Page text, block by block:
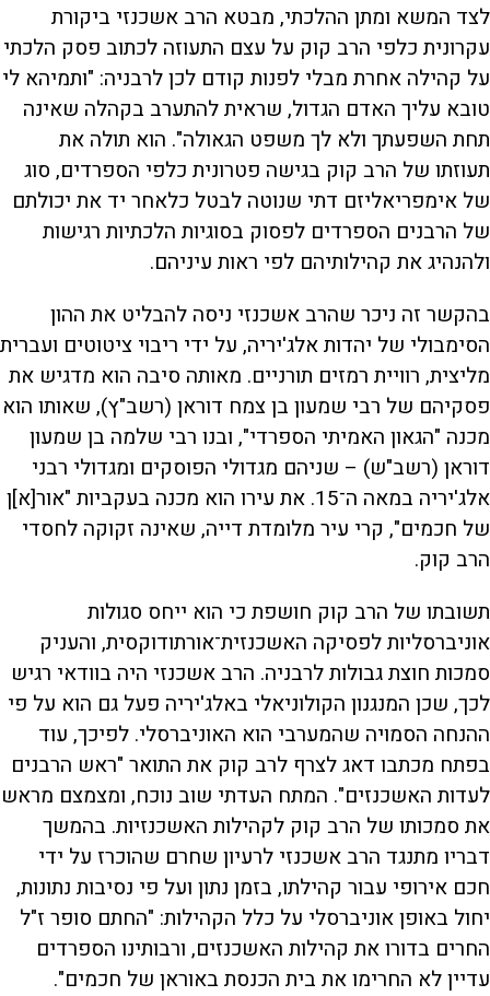
לצד המשא ומתן ההלכתי, מבטא הרב אשכנזי ביקורת
עקרונית כלפי הרב קוק על עצם התעוזה לכתוב פסק הלכתי
על קהילה אחרת מבלי לפנות קודם לכן לרבניה: "ותמיהא לי
טובא עליך האדם הגדול, שראית להתערב בקהלה שאינה
תחת השפעתך ולא לך משפט הגאולה". הוא תולה את
תעוזתו של הרב קוק בגישה פטרונית כלפי הספרדים, סוג
של אימפריאליזם דתי שנוטה לבטל כלאחר יד את יכולתם
של הרבנים הספרדים לפסוק בסוגיות הלכתיות רגישות
ולהנהיג את קהילותיהם לפי ראות עיניהם.
בהקשר זה ניכר שהרב אשכנזי ניסה להבליט את ההון
הסימבולי של יהדות אלג'יריה, על ידי ריבוי ציטוטים ועברית
מליצית, רוויית רמזים תורניים. מאותה סיבה הוא מדגיש את
פסקיהם של רבי שמעון בן צמח דוראן (רשב"ץ), שאותו הוא
מכנה "הגאון האמיתי הספרדי", ובנו רבי שלמה בן שמעון
דוראן (רשב"ש) – שניהם מגדולי הפוסקים ומגדולי רבני
אלג'יריה במאה ה־15. את עירו הוא מכנה בעקביות "אור[א]ן
של חכמים", קרי עיר מלומדת דייה, שאינה זקוקה לחסדי
הרב קוק.
תשובתו של הרב קוק חושפת כי הוא ייחס סגולות
אוניברסליות לפסיקה האשכנזית־אורתודוקסית, והעניק
סמכות חוצת גבולות לרבניה. הרב אשכנזי היה בוודאי רגיש
לכך, שכן המנגנון הקולוניאלי באלג'יריה פעל גם הוא על פי
ההנחה הסמויה שהמערבי הוא האוניברסלי. לפיכך, עוד
בפתח מכתבו דאג לצרף לרב קוק את התואר "ראש הרבנים
לעדות האשכנזים". המתח העדתי שוב נוכח, ומצמצם מראש
את סמכותו של הרב קוק לקהילות האשכנזיות. בהמשך
דבריו מתנגד הרב אשכנזי לרעיון שחרם שהוכרז על ידי
חכם אירופי עבור קהילתו, בזמן נתון ועל פי נסיבות נתונות,
יחול באופן אוניברסלי על כלל הקהילות: "החתם סופר ז"ל
החרים בדורו את קהילות האשכנזים, ורבותינו הספרדים
עדיין לא החרימו את בית הכנסת באוראן של חכמים".